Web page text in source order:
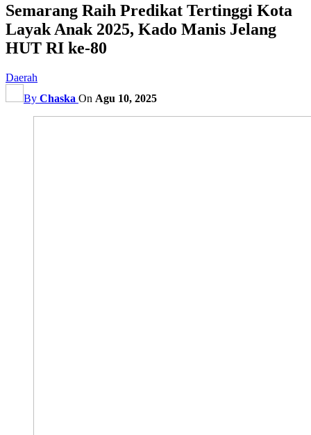
Semarang Raih Predikat Tertinggi Kota
Layak Anak 2025, Kado Manis Jelang
HUT RI ke-80
Daerah
By Chaska On Agu 10, 2025